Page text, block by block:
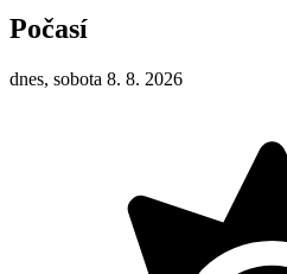
Počasí
dnes, sobota 8. 8. 2026